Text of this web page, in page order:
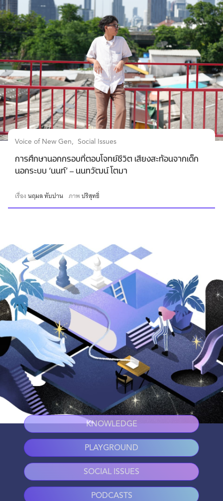
Voice of New Gen Social Issues
การศึกษานอกกรอบที่ตอบโจทย์ชีวิต เสียงสะท้อนจากเด็ก
นอกระบบ ‘นนท์’ – นนทวัฒน์ โตมา
เรื่องนฤมล ทับปาน ภาพปริสุทธิ์
KNOWLEDGE
PLAYGROUND
SOCIAL ISSUES
PODCASTS